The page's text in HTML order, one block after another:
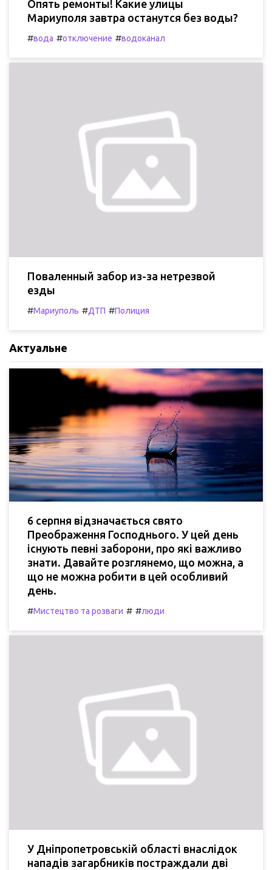
Опять ремонты! Какие улицы
Мариуполя завтра останутся без воды?
#вода #отключение #водоканал
Поваленный забор из-за нетрезвой
езды
#Мариуполь #ДТП #Полиция
Актуальне
6 серпня відзначається свято
Преображення Господнього. У цей день
існують певні заборони, про які важливо
знати. Давайте розглянемо, що можна, а
що не можна робити в цей особливий
день.
#Мистецтво та розваги # #люди
У Дніпропетровській області внаслідок
нападів загарбників постраждали дві